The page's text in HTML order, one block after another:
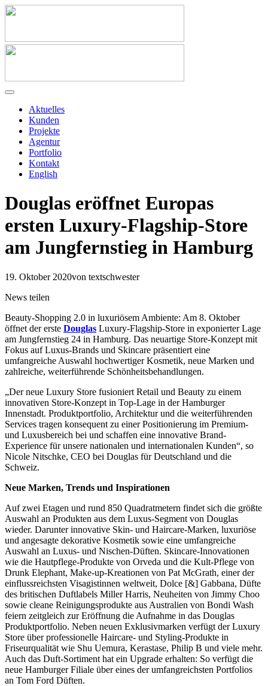
Aktuelles
Kunden
Projekte
Agentur
Portfolio
Kontakt
English
Douglas eröffnet Europas
ersten Luxury-Flagship-Store
am Jungfernstieg in Hamburg
19. Oktober 2020von textschwester
News teilen
Beauty-Shopping 2.0 in luxuriösem Ambiente: Am 8. Oktober
öffnet der erste Douglas Luxury-Flagship-Store in exponierter Lage
am Jungfernstieg 24 in Hamburg. Das neuartige Store-Konzept mit
Fokus auf Luxus-Brands und Skincare präsentiert eine
umfangreiche Auswahl hochwertiger Kosmetik, neue Marken und
zahlreiche, weiterführende Schönheitsbehandlungen.
„Der neue Luxury Store fusioniert Retail und Beauty zu einem
innovativen Store-Konzept in Top-Lage in der Hamburger
Innenstadt. Produktportfolio, Architektur und die weiterführenden
Services tragen konsequent zu einer Positionierung im Premium-
und Luxusbereich bei und schaffen eine innovative Brand-
Experience für unsere nationalen und internationalen Kunden“, so
Nicole Nitschke, CEO bei Douglas für Deutschland und die
Schweiz.
Neue Marken, Trends und Inspirationen
Auf zwei Etagen und rund 850 Quadratmetern findet sich die größte
Auswahl an Produkten aus dem Luxus-Segment von Douglas
wieder. Darunter innovative Skin- und Haircare-Marken, luxuriöse
und angesagte dekorative Kosmetik sowie eine umfangreiche
Auswahl an Luxus- und Nischen-Düften. Skincare-Innovationen
wie die Hautpflege-Produkte von Orveda und die Kult-Pflege von
Drunk Elephant, Make-up-Kreationen von Pat McGrath, einer der
einflussreichsten Visagistinnen weltweit, Dolce [&] Gabbana, Düfte
des britischen Duftlabels Miller Harris, Neuheiten von Jimmy Choo
sowie cleane Reinigungsprodukte aus Australien von Bondi Wash
feiern zeitgleich zur Eröffnung die Aufnahme in das Douglas
Produktportfolio. Neben neuen Exklusivmarken verfügt der Luxury
Store über professionelle Haircare- und Styling-Produkte in
Friseurqualität wie Shu Uemura, Kerastase, Philip B und viele mehr.
Auch das Duft-Sortiment hat ein Upgrade erhalten: So verfügt die
neue Hamburger Filiale über eines der umfangreichsten Portfolios
an Tom Ford Düften.